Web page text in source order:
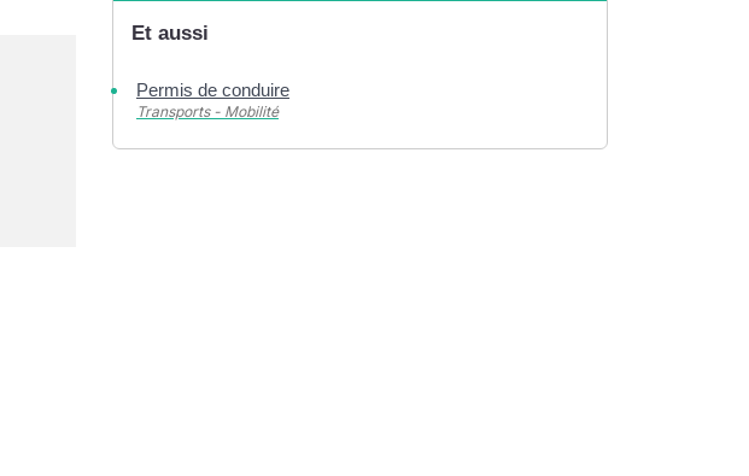
Et aussi
Permis de conduire
Transports - Mobilité